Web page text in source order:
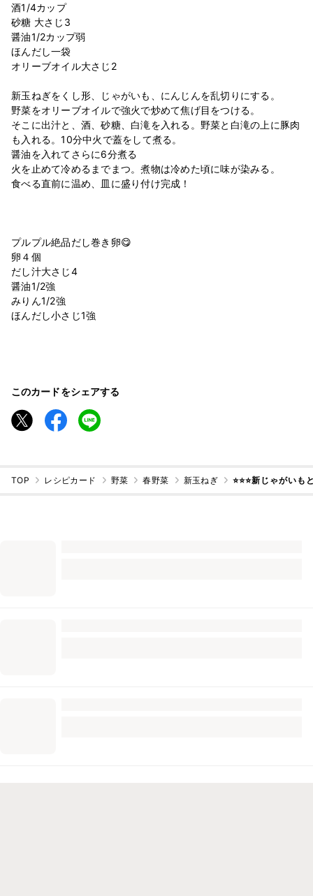
酒1/4カップ
砂糖 大さじ3
醤油1/2カップ弱
ほんだし一袋
オリーブオイル大さじ2
新玉ねぎをくし形、じゃがいも、にんじんを乱切りにする。
野菜をオリーブオイルで強火で炒めて焦げ目をつける。
そこに出汁と、酒、砂糖、白滝を入れる。野菜と白滝の上に豚肉
も入れる。10分中火で蓋をして煮る。
醤油を入れてさらに6分煮る
火を止めて冷めるまでまつ。煮物は冷めた頃に味が染みる。
食べる直前に温め、皿に盛り付け完成！
プルプル絶品だし巻き卵😋
卵４個
だし汁大さじ4
醤油1/2強
みりん1/2強
ほんだし小さじ1強
このカードをシェアする
TOP レシピカード 野菜 春野菜 新玉ねぎ ⭐️⭐️⭐️新じゃがい